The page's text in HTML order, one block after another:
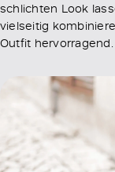
schlichten Look
vielseitig
Outfit hervorragend.